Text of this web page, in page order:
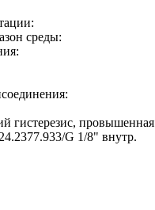
среды:
гистерезис, провышенная
G 1/8" внутр.